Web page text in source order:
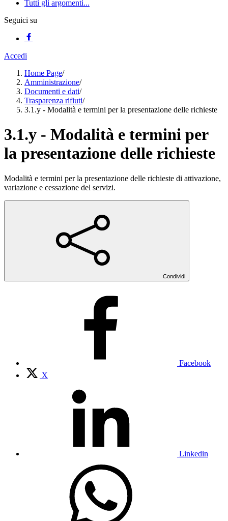
Tutti gli argomenti...
Seguici su
Accedi
Home Page/
Amministrazione/
Documenti e dati/
Trasparenza rifiuti/
3.1.y - Modalità e termini per la presentazione delle richieste
3.1.y - Modalità e termini per
la presentazione delle richieste
Modalità e termini per la presentazione delle richieste di attivazione,
variazione e cessazione del servizi.
Condividi
Facebook
X
Linkedin